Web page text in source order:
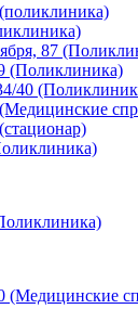
87
(Поликлиника)
40
(Медицинские